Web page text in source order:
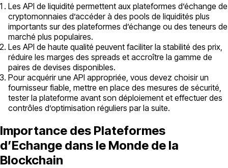
Les API de liquidité permettent aux plateformes d’échange de
cryptomonnaies d’accéder à des pools de liquidités plus
importants sur des plateformes d’échange ou des teneurs de
marché plus populaires.
Les API de haute qualité peuvent faciliter la stabilité des prix,
réduire les marges des spreads et accroître la gamme de
paires de devises disponibles.
Pour acquérir une API appropriée, vous devez choisir un
fournisseur fiable, mettre en place des mesures de sécurité,
tester la plateforme avant son déploiement et effectuer des
contrôles d’optimisation réguliers par la suite.
Importance des Plateformes
d’Echange dans le Monde de la
Blockchain